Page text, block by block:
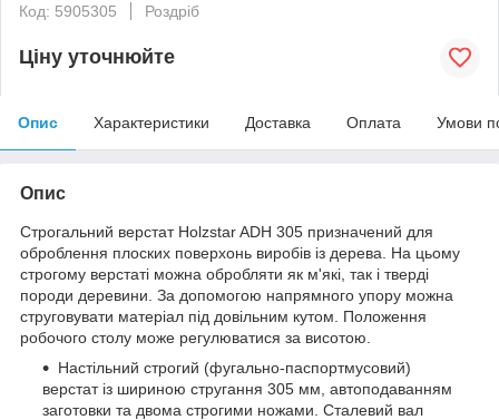
Код: 5905305
Роздріб
Ціну уточнюйте
Опис Характеристики Доставка Оплата Умови
Опис
Строгальний верстат Holzstar ADH 305 призначений для
оброблення плоских поверхонь виробів із дерева. На цьому
строгому верстаті можна обробляти як м'які, так і тверді
породи деревини. За допомогою напрямного упору можна
струговувати матеріал під довільним кутом. Положення
робочого столу може регулюватися за висотою.
Настільний строгий (фугально-паспортмусовий)
верстат із шириною стругання 305 мм, автоподаванням
заготовки та двома строгими ножами. Сталевий вал